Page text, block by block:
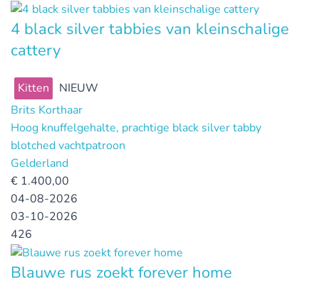
4 black silver tabbies van kleinschalige
cattery
Kitten
NIEUW
Brits Korthaar
Hoog knuffelgehalte, prachtige black silver tabby
blotched vachtpatroon
Gelderland
€ 1.400,00
04-08-2026
03-10-2026
426
Blauwe rus zoekt forever home